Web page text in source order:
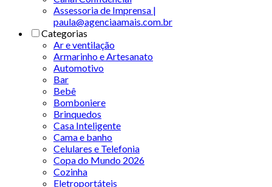
Assessoria de Imprensa |
paula@agenciaamais.com.br
Categorias
Ar e ventilação
Armarinho e Artesanato
Automotivo
Bar
Bebê
Bomboniere
Brinquedos
Casa Inteligente
Cama e banho
Celulares e Telefonia
Copa do Mundo 2026
Cozinha
Eletroportáteis